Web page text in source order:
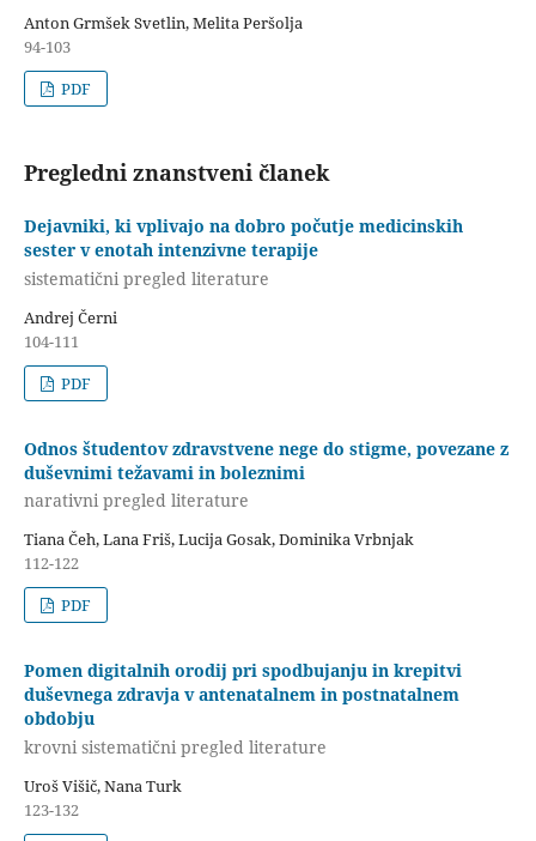
Anton Grmšek Svetlin, Melita Peršolja
94-103
PDF
Pregledni znanstveni članek
Dejavniki, ki vplivajo na dobro počutje medicinskih
sester v enotah intenzivne terapije
sistematični pregled literature
Andrej Černi
104-111
PDF
Odnos študentov zdravstvene nege do stigme, povezane z
duševnimi težavami in boleznimi
narativni pregled literature
Tiana Čeh, Lana Friš, Lucija Gosak, Dominika Vrbnjak
112-122
PDF
Pomen digitalnih orodij pri spodbujanju in krepitvi
duševnega zdravja v antenatalnem in postnatalnem
obdobju
krovni sistematični pregled literature
Uroš Višič, Nana Turk
123-132